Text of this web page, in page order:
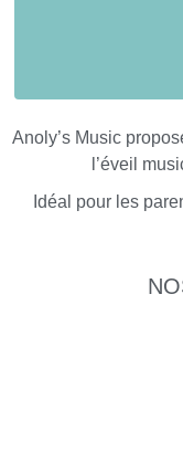
Anoly’s Music
l’éveil
Idéal pour les